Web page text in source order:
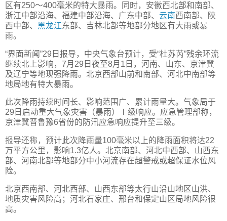
区有250～400毫米的特大暴雨。同时，安徽西北部和南部、
浙江中部沿海、福建中部沿海、广东中部、 云南西南部、陕
西中部、 黑龙江东部、吉林北部等地部分地区有大雨或暴
雨。
“界面新闻”29日报导，中央气象台预计，受“杜苏芮”残余环流
继续北上影响，7月29日夜至8月1日，河南、山东、京津冀
及辽宁等地现强降雨。北京西部山前和南部、河北中南部等
地局地有特大暴雨。
此次降雨持续时间长、影响范围广、累计雨量大。气象局于
29日启动重大气象灾害（暴雨）Ⅰ级响应。应急管理部称，
京津冀晋鲁豫6省份的防汛应急响应提升至三级。
报导还称，预计此次降雨量100毫米以上的降雨面积将达22
万平方公里，影响1.3亿人。北京南部、河北中西部、山西东
部、河南北部等地部分中小河流存在超警戒或超保证水位风
险。
北京西南部、河北西部、山西东部等太行山沿山地区山洪、
地质灾害风险高；河北石家庄、邢台和保定山区局地风险很
高。